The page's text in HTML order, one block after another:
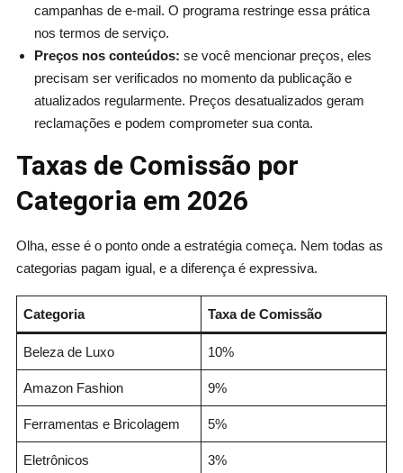
campanhas de e-mail. O programa restringe essa prática
nos termos de serviço.
Preços nos conteúdos: se você mencionar preços, eles
precisam ser verificados no momento da publicação e
atualizados regularmente. Preços desatualizados geram
reclamações e podem comprometer sua conta.
Taxas de Comissão por
Categoria em 2026
Olha, esse é o ponto onde a estratégia começa. Nem todas as
categorias pagam igual, e a diferença é expressiva.
Categoria Taxa de Comissão
Beleza de Luxo 10%
Amazon Fashion 9%
Ferramentas e Bricolagem 5%
Eletrônicos 3%